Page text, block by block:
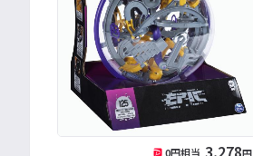
0円相当 3,278円